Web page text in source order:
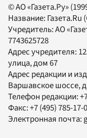
© АО «Газета.Ру»
Название: Газета.Ru
Учредитель:АО
7743625728
Адрес учредителя:
улица, дом 67
Адрес редакции и
Варшавское шоссе,
Телефон редакции:
Факс:+7 (495) 785-17-
Электронная почта: